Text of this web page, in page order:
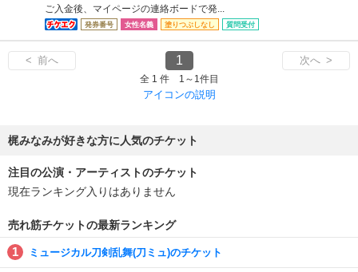
ご入金後、マイページの連絡ボードで発...
発券番号 女性名義 塗りつぶしなし 質問受付
< 前へ 1 次へ >
全 1 件 1～1件目
アイコンの説明
梶みなみが好きな方に人気のチケット
注目の公演・アーティストのチケット
現在ランキング入りはありません
売れ筋チケットの最新ランキング
ミュージカル刀剣乱舞(刀ミュ)のチケット